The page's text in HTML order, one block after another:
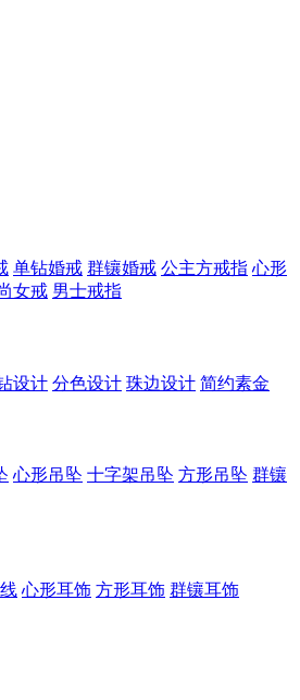
单钻婚戒 群镶婚戒 公主方戒指 心形
女戒 男士戒指
设计 分色设计 珠边设计 简约素金
心形吊坠 十字架吊坠 方形吊坠 群镶
心形耳饰 方形耳饰 群镶耳饰